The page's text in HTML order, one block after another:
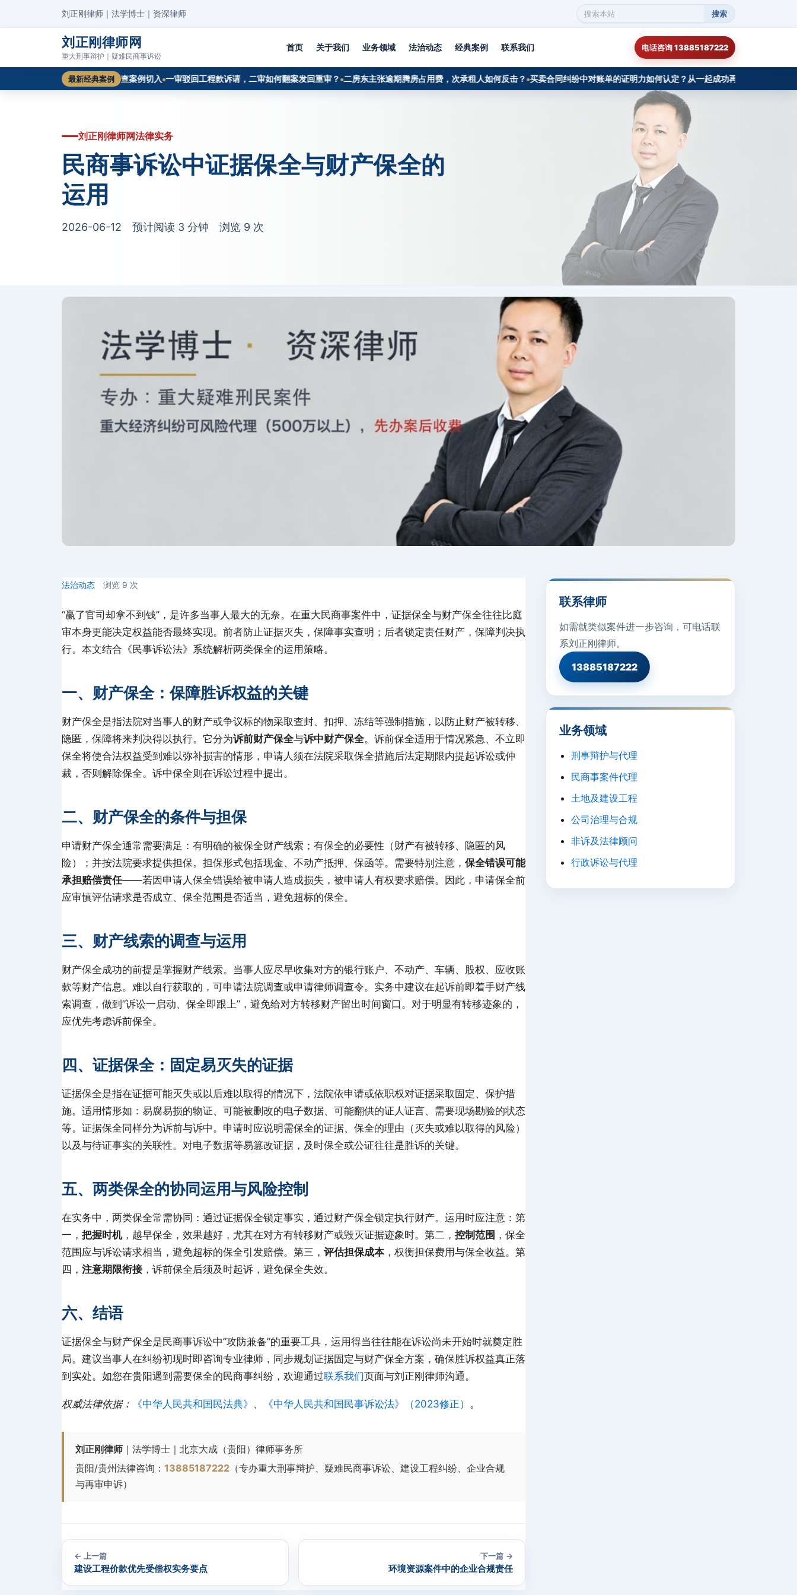
刘正刚律师｜法学博士｜资深律师
搜
索
内
容
搜索
刘正刚律师网
重大刑事辩护｜疑难民商事诉讼
首页 关于我们 业务领域 法治动态 经典案例 联系我们 电话咨询 13885187222
最新经典案例
认定？从一起成功再审审查案例切入 一审驳回工程款诉请，二审如何翻案发回重审？ 二房东主张逾期腾房占用费，次承租人如何反击？ 买卖合同纠纷中对账单的证明力如何认定？从一起成功再审审查案例切入
刘正刚律师网法律实务
民商事诉讼中证据保全与财产保全的
运用
2026-06-12 预计阅读 3 分钟 浏览 9 次
法治动态 浏览 9 次
“赢了官司却拿不到钱”，是许多当事人最大的无奈。在重大民商事案件中，证据保全与财产保全往往比庭
审本身更能决定权益能否最终实现。前者防止证据灭失，保障事实查明；后者锁定责任财产，保障判决执
行。本文结合《民事诉讼法》系统解析两类保全的运用策略。
一、财产保全：保障胜诉权益的关键
财产保全是指法院对当事人的财产或争议标的物采取查封、扣押、冻结等强制措施，以防止财产被转移、
隐匿，保障将来判决得以执行。它分为诉前财产保全与诉中财产保全。诉前保全适用于情况紧急、不立即
保全将使合法权益受到难以弥补损害的情形，申请人须在法院采取保全措施后法定期限内提起诉讼或仲
裁，否则解除保全。诉中保全则在诉讼过程中提出。
二、财产保全的条件与担保
申请财产保全通常需要满足：有明确的被保全财产线索；有保全的必要性（财产有被转移、隐匿的风
险）；并按法院要求提供担保。担保形式包括现金、不动产抵押、保函等。需要特别注意， 保全错误可能
承担赔偿责任——若因申请人保全错误给被申请人造成损失，被申请人有权要求赔偿。因此，申请保全前
应审慎评估请求是否成立、保全范围是否适当，避免超标的保全。
三、财产线索的调查与运用
财产保全成功的前提是掌握财产线索。当事人应尽早收集对方的银行账户、不动产、车辆、股权、应收账
款等财产信息。难以自行获取的，可申请法院调查或申请律师调查令。实务中建议在起诉前即着手财产线
索调查，做到”诉讼一启动、保全即跟上”，避免给对方转移财产留出时间窗口。对于明显有转移迹象的，
应优先考虑诉前保全。
四、证据保全：固定易灭失的证据
证据保全是指在证据可能灭失或以后难以取得的情况下，法院依申请或依职权对证据采取固定、保护措
施。适用情形如：易腐易损的物证、可能被删改的电子数据、可能翻供的证人证言、需要现场勘验的状态
等。证据保全同样分为诉前与诉中。申请时应说明需保全的证据、保全的理由（灭失或难以取得的风险）
以及与待证事实的关联性。对电子数据等易篡改证据，及时保全或公证往往是胜诉的关键。
五、两类保全的协同运用与风险控制
在实务中，两类保全常需协同：通过证据保全锁定事实，通过财产保全锁定执行财产。运用时应注意：第
一， 把握时机，越早保全，效果越好，尤其在对方有转移财产或毁灭证据迹象时。第二， 控制范围 ，保全
范围应与诉讼请求相当，避免超标的保全引发赔偿。第三， 评估担保成本，权衡担保费用与保全收益。第
四， 注意期限衔接 ，诉前保全后须及时起诉，避免保全失效。
六、结语
证据保全与财产保全是民商事诉讼中”攻防兼备”的重要工具，运用得当往往能在诉讼尚未开始时就奠定胜
局。建议当事人在纠纷初现时即咨询专业律师，同步规划证据固定与财产保全方案，确保胜诉权益真正落
到实处。如您在贵阳遇到需要保全的民商事纠纷，欢迎通过联系我们页面与刘正刚律师沟通。
权威法律依据： 《中华人民共和国民法典》 、 《中华人民共和国民事诉讼法》（2023修正） 。
刘正刚律师 ｜法学博士｜北京大成（贵阳）律师事务所
贵阳/贵州法律咨询：13885187222 （专办重大刑事辩护、疑难民商事诉讼、建设工程纠纷、企业合规
与再审申诉）
← 上一篇
建设工程价款优先受偿权实务要点
下一篇 →
环境资源案件中的企业合规责任
联系律师
如需就类似案件进一步咨询，可电话联
系刘正刚律师。
13885187222
业务领域
刑事辩护与代理
民商事案件代理
土地及建设工程
公司治理与合规
非诉及法律顾问
行政诉讼与代理